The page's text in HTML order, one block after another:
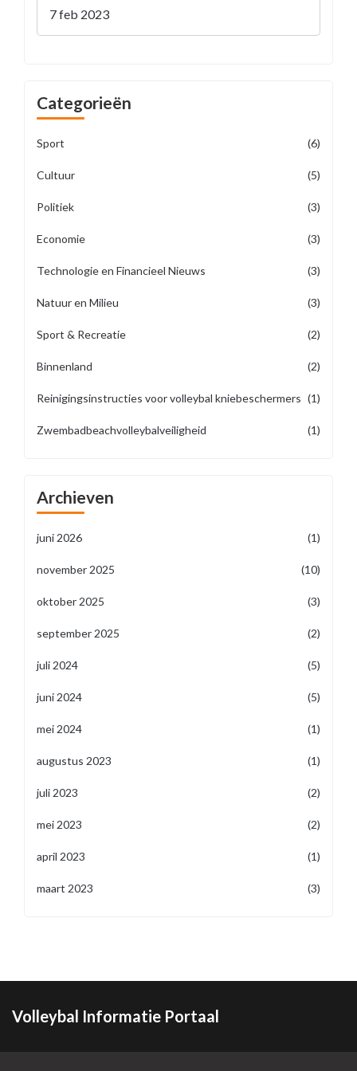
7 feb 2023
Categorieën
Sport (6)
Cultuur (5)
Politiek (3)
Economie (3)
Technologie en Financieel Nieuws (3)
Natuur en Milieu (3)
Sport & Recreatie (2)
Binnenland (2)
Reinigingsinstructies voor volleybal kniebeschermers (1)
Zwembadbeachvolleybalveiligheid (1)
Archieven
juni 2026 (1)
november 2025 (10)
oktober 2025 (3)
september 2025 (2)
juli 2024 (5)
juni 2024 (5)
mei 2024 (1)
augustus 2023 (1)
juli 2023 (2)
mei 2023 (2)
april 2023 (1)
maart 2023 (3)
Volleybal Informatie Portaal